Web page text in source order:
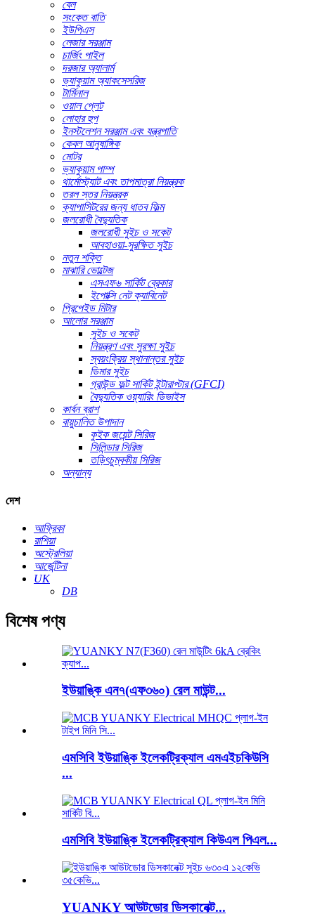
বেল
সংকেত বাতি
ইউপিএস
লেজার সরঞ্জাম
চার্জিং পাইল
দরজার অ্যালার্ম
ভ্যাকুয়াম অ্যাকসেসরিজ
টার্মিনাল
ওয়াল প্লেট
লোহার হুপ
ইনস্টলেশন সরঞ্জাম এবং যন্ত্রপাতি
কেবল আনুষাঙ্গিক
মোটর
ভ্যাকুয়াম পাম্প
থার্মোস্ট্যাট এবং তাপমাত্রা নিয়ন্ত্রক
তরল স্তর নিয়ন্ত্রক
ক্যাপাসিটরের জন্য ধাতব ফিল্ম
জলরোধী বৈদ্যুতিক
জলরোধী সুইচ ও সকেট
আবহাওয়া-সুরক্ষিত সুইচ
নতুন শক্তি
মাঝারি ভোল্টেজ
এসএফ৬ সার্কিট ব্রেকার
ইপোক্সি নেট ক্যাবিনেট
প্রিপেইড মিটার
আলোর সরঞ্জাম
সুইচ ও সকেট
নিয়ন্ত্রণ এবং সুরক্ষা সুইচ
স্বয়ংক্রিয় স্থানান্তর সুইচ
ডিমার সুইচ
গ্রাউন্ড ফল্ট সার্কিট ইন্টারাপ্টার (GFCI)
বৈদ্যুতিক ওয়্যারিং ডিভাইস
কার্বন ব্রাশ
বায়ুচালিত উপাদান
কুইক জয়েন্ট সিরিজ
সিলিন্ডার সিরিজ
তড়িৎচুম্বকীয় সিরিজ
অন্যান্য
দেশ
আফ্রিকা
রাশিয়া
অস্ট্রেলিয়া
আর্জেন্টিনা
UK
DB
বিশেষ পণ্য
ইউয়াঙ্কি এন৭(এফ৩৬০) রেল মাউন্ট...
এমসিবি ইউয়াঙ্কি ইলেকট্রিক্যাল এমএইচকিউসি
...
এমসিবি ইউয়াঙ্কি ইলেকট্রিক্যাল কিউএল পিএল...
YUANKY আউটডোর ডিসকানেক্ট...